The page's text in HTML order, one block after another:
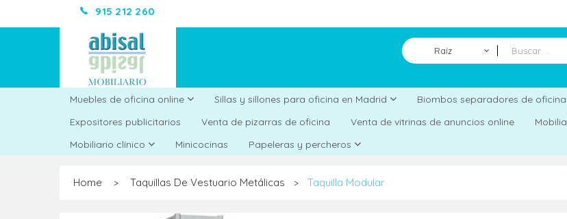
915 212 260
Raíz
Muebles de oficina online Sillas y sillones para oficina en Madrid Biombos separadores de oficina
Expositores publicitarios
Venta de pizarras de oficina Venta de vitrinas de anuncios online
Mobiliario clínico
Minicocinas Papeleras y percheros
Home > Taquillas De Vestuario Metálicas > Taquilla Modular